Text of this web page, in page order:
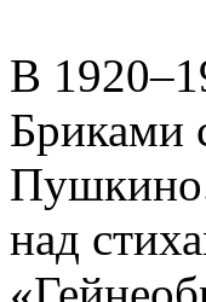
В
Бриками
Пушкино.
над